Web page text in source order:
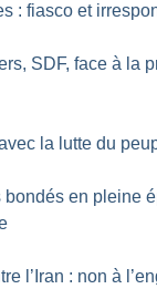
: fiasco et
SDF, face à la
la lutte du
bondés en pleine
l’Iran : non à